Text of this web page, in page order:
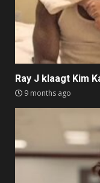
Ray J klaagt Kim
9 months ago